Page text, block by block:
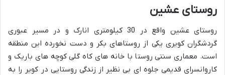
روستای عشین
روستای عشین واقع در 30 کیلومتری انارک و در مسیر عبوری
گردشگران کویری یکی از روستاهای بکر و دست نخورده این منطقه
است. معماری سنتی روستا با خانه های کاه گلی کوچه های باریک و
کاروانسرای قدیمی جلوه ای بی نظیر از زندگی روستایی در کویر را به